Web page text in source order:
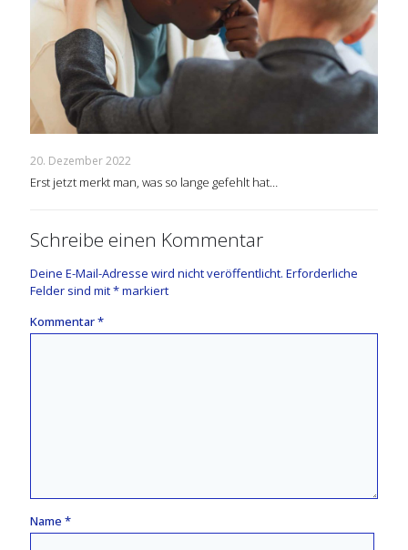
20. Dezember 2022
Erst jetzt merkt man, was so lange gefehlt hat…
Schreibe einen Kommentar
Deine E-Mail-Adresse wird nicht veröffentlicht. Erforderliche
Felder sind mit*markiert
Kommentar*
Name *